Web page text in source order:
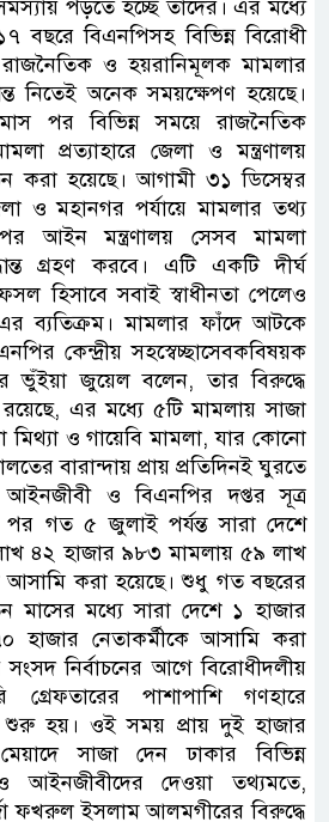
পড়তে হচ্ছে তাদের। এর মধ্যে
বছরে বিএনপিসহ বিভিন্ন বিরোধী
ও হয়রানিমূলক মামলার
নিতেই অনেক সময়ক্ষেপণ হয়েছে।
পর বিভিন্ন সময়ে রাজনৈতিক
প্রত্যাহারে জেলা ও মন্ত্রণালয়
করা হয়েছে। আগামী ৩১ ডিসেম্বর
ও মহানগর পর্যায়ে মামলার তথ্য
আইন মন্ত্রণালয় সেসব মামলা
গ্রহণ করবে। এটি একটি দীর্ঘ
হিসাবে সবাই স্বাধীনতা পেলেও
এর ব্যতিক্রম। মামলার ফাঁদে আটকে
কেন্দ্রীয় সহস্বেচ্ছাসেবকবিষয়ক
ভুঁইয়া জুয়েল বলেন, তার বিরুদ্ধে
এর মধ্যে ৫টি মামলায় সাজা
ও গায়েবি মামলা, যার কোনো
বারান্দায় প্রায় প্রতিদিনই ঘুরতে
ও বিএনপির দপ্তর সূত্র
গত ৫ জুলাই পর্যন্ত সারা দেশে
৪২ হাজার ৯৮৩ মামলায় ৫৯ লাখ
করা হয়েছে। শুধু গত বছরের
মাসের মধ্যে সারা দেশে ১ হাজার
হাজার নেতাকর্মীকে আসামি করা
সংসদ নির্বাচনের আগে বিরোধীদলীয়
গ্রেফতারের পাশাপাশি গণহারে
শুরু হয়। ওই সময় প্রায় দুই হাজার
মেয়াদে সাজা দেন ঢাকার বিভিন্ন
দেওয়া তথ্যমতে,
ফখরুল ইসলাম আলমগীরের বিরুদ্ধে